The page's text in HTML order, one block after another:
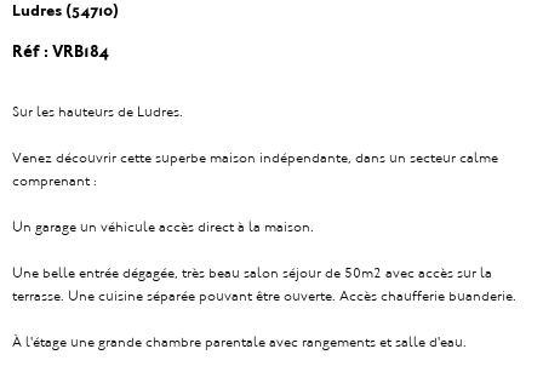
Ludres (54710)
Réf : VRB184
Sur les hauteurs de Ludres.
Venez découvrir cette superbe maison indépendante, dans un secteur calme
comprenant :
Un garage un véhicule accès direct à la maison.
Une belle entrée dégagée, très beau salon séjour de 50m2 avec accès sur la
terrasse. Une cuisine séparée pouvant être ouverte. Accès chaufferie buanderie.
À l'étage une grande chambre parentale avec rangements et salle d'eau.